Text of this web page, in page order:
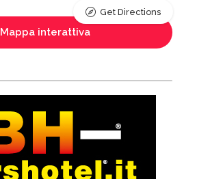
Mappa interattiva
Get Directions